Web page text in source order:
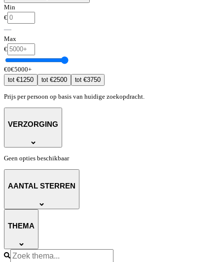
Min
€
—
Max
€
€0€5000+
tot€1250 tot€2500 tot€3750
Prijs per persoon op basis van huidige zoekopdracht.
VERZORGING
Geen opties beschikbaar
AANTAL STERREN
THEMA